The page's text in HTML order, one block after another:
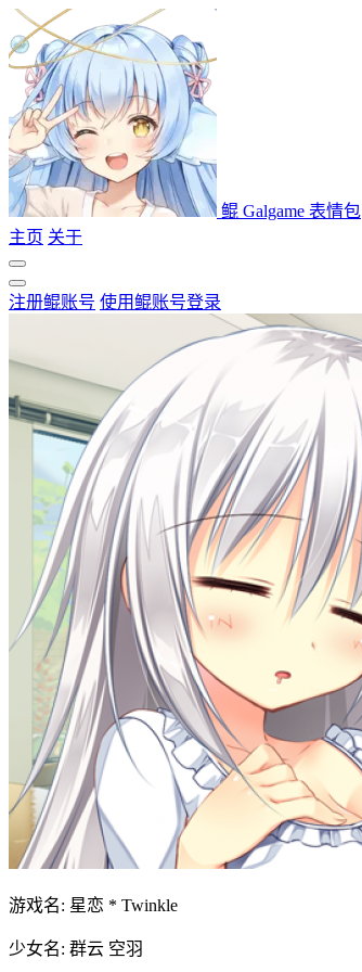
鲲 Galgame 表情包
主页 关于
注册鲲账号 使用鲲账号登录
游戏名: 星恋 * Twinkle
少女名: 群云 空羽